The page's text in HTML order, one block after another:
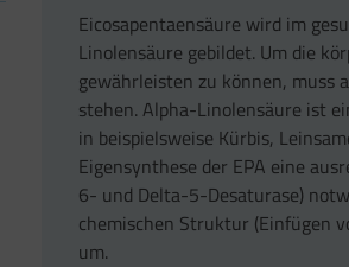
Eicosapentaensäure wird im
Linolensäure gebildet. Um die
gewährleisten zu können, muss
stehen. Alpha-Linolensäure ist
in beispielsweise Kürbis,
Eigensynthese der EPA eine
6- und Delta-5-Desaturase)
chemischen Struktur (Einfügen
um.